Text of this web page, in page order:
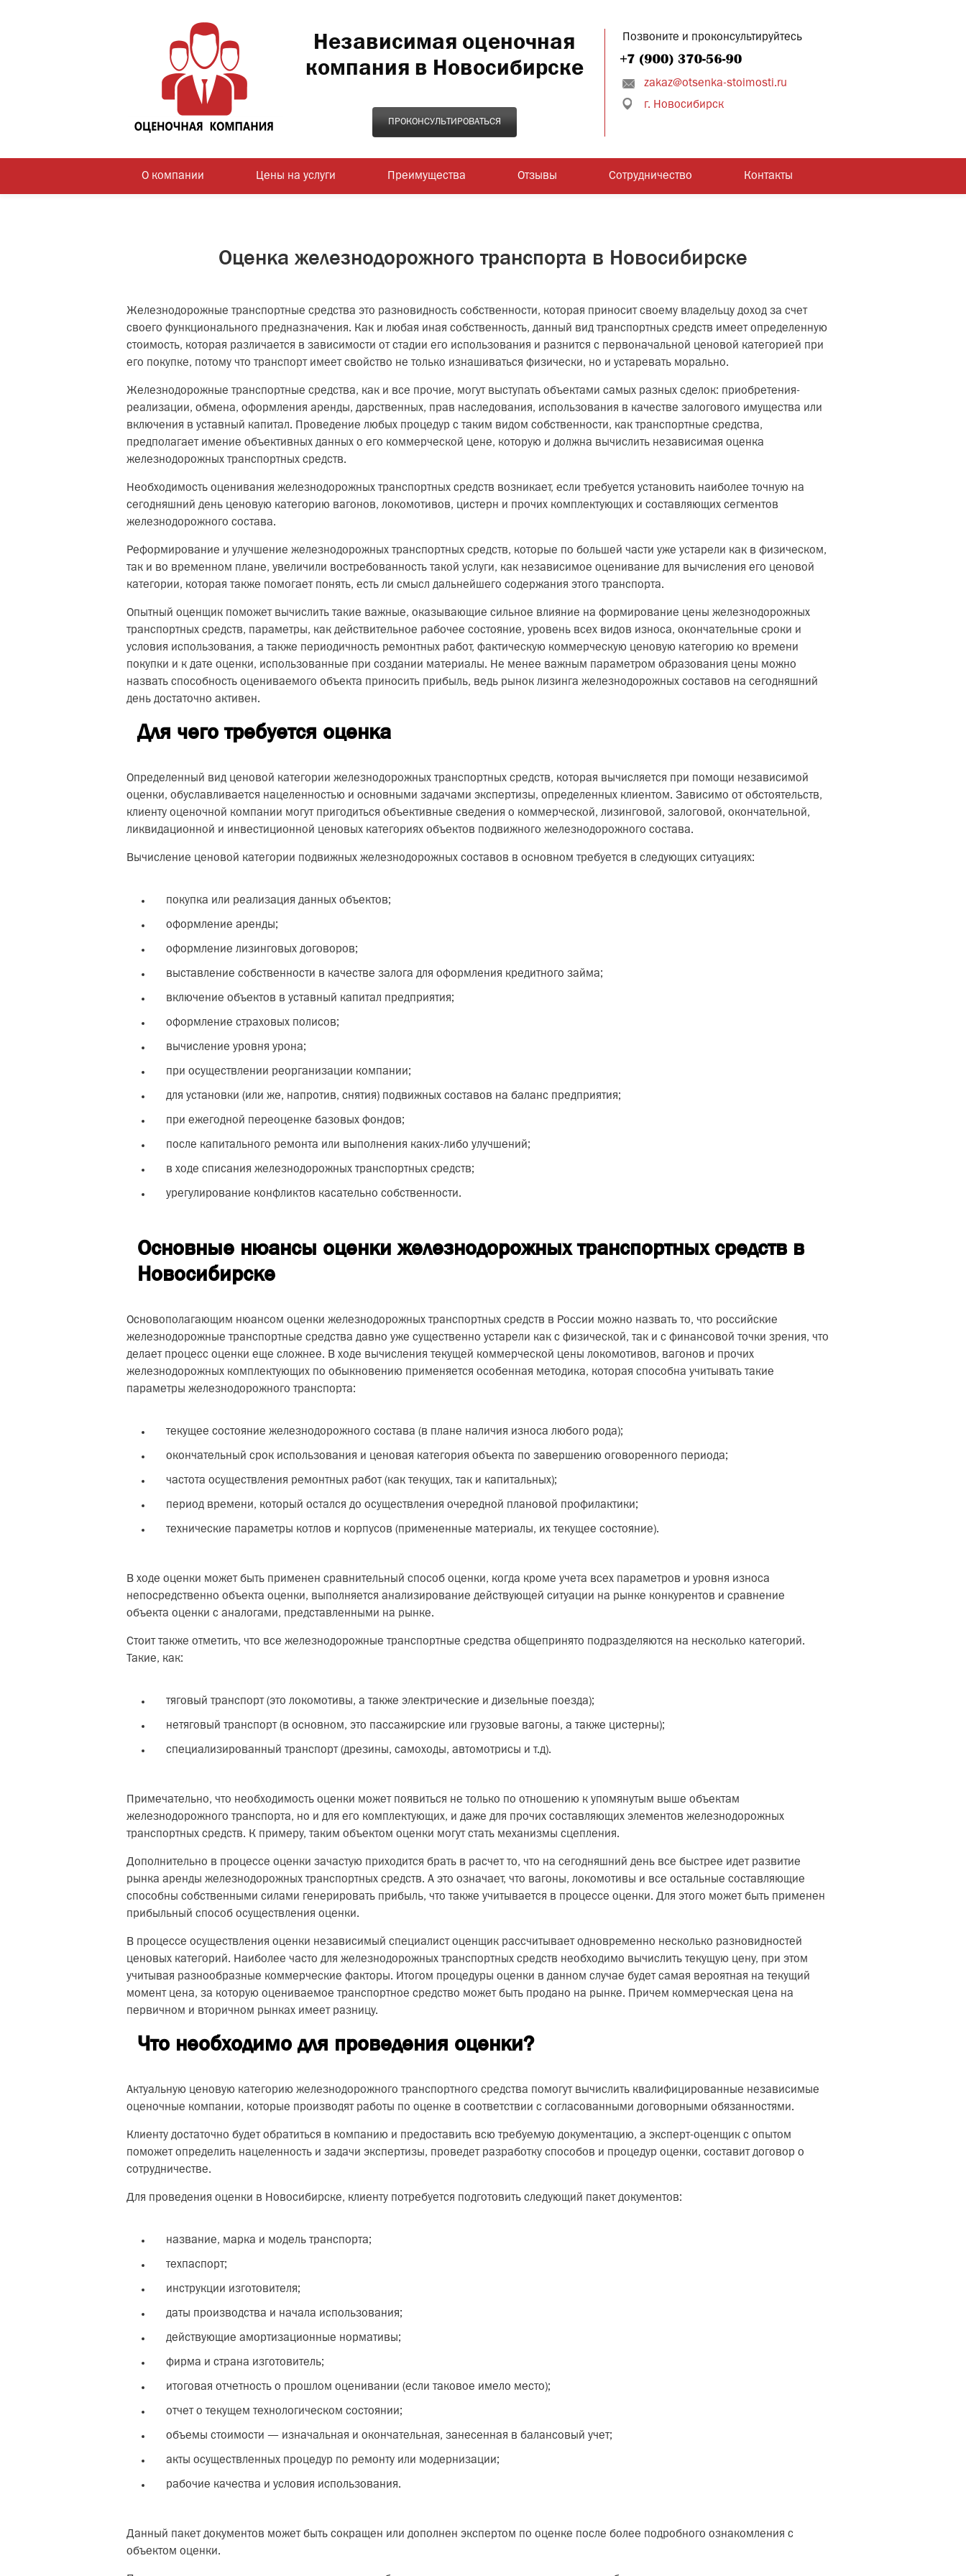
О компании Цены на услуги Преимущества Отзывы Сотрудничество Контакты
Независимая оценочная
компания в Новосибирске
ПРОКОНСУЛЬТИРОВАТЬСЯ
Позвоните и проконсультируйтесь
zakaz@otsenka-stoimosti.ru
г. Новосибирск
Оценка железнодорожного транспорта в Новосибирске
Железнодорожные транспортные средства это разновидность собственности, которая приносит своему владельцу доход за счет
своего функционального предназначения. Как и любая иная собственность, данный вид транспортных средств имеет определенную
стоимость, которая различается в зависимости от стадии его использования и разнится с первоначальной ценовой категорией при
его покупке, потому что транспорт имеет свойство не только изнашиваться физически, но и устаревать морально.
Железнодорожные транспортные средства, как и все прочие, могут выступать объектами самых разных сделок: приобретения-
реализации, обмена, оформления аренды, дарственных, прав наследования, использования в качестве залогового имущества или
включения в уставный капитал. Проведение любых процедур с таким видом собственности, как транспортные средства,
предполагает имение объективных данных о его коммерческой цене, которую и должна вычислить независимая оценка
железнодорожных транспортных средств.
Необходимость оценивания железнодорожных транспортных средств возникает, если требуется установить наиболее точную на
сегодняшний день ценовую категорию вагонов, локомотивов, цистерн и прочих комплектующих и составляющих сегментов
железнодорожного состава.
Реформирование и улучшение железнодорожных транспортных средств, которые по большей части уже устарели как в физическом,
так и во временном плане, увеличили востребованность такой услуги, как независимое оценивание для вычисления его ценовой
категории, которая также помогает понять, есть ли смысл дальнейшего содержания этого транспорта.
Опытный оценщик поможет вычислить такие важные, оказывающие сильное влияние на формирование цены железнодорожных
транспортных средств, параметры, как действительное рабочее состояние, уровень всех видов износа, окончательные сроки и
условия использования, а также периодичность ремонтных работ, фактическую коммерческую ценовую категорию ко времени
покупки и к дате оценки, использованные при создании материалы. Не менее важным параметром образования цены можно
назвать способность оцениваемого объекта приносить прибыль, ведь рынок лизинга железнодорожных составов на сегодняшний
день достаточно активен.
Для чего требуется оценка
Определенный вид ценовой категории железнодорожных транспортных средств, которая вычисляется при помощи независимой
оценки, обуславливается нацеленностью и основными задачами экспертизы, определенных клиентом. Зависимо от обстоятельств,
клиенту оценочной компании могут пригодиться объективные сведения о коммерческой, лизинговой, залоговой, окончательной,
ликвидационной и инвестиционной ценовых категориях объектов подвижного железнодорожного состава.
Вычисление ценовой категории подвижных железнодорожных составов в основном требуется в следующих ситуациях:
покупка или реализация данных объектов;
оформление аренды;
оформление лизинговых договоров;
выставление собственности в качестве залога для оформления кредитного займа;
включение объектов в уставный капитал предприятия;
оформление страховых полисов;
вычисление уровня урона;
при осуществлении реорганизации компании;
для установки (или же, напротив, снятия) подвижных составов на баланс предприятия;
при ежегодной переоценке базовых фондов;
после капитального ремонта или выполнения каких-либо улучшений;
в ходе списания железнодорожных транспортных средств;
урегулирование конфликтов касательно собственности.
Основные нюансы оценки железнодорожных транспортных средств в
Новосибирске
Основополагающим нюансом оценки железнодорожных транспортных средств в России можно назвать то, что российские
железнодорожные транспортные средства давно уже существенно устарели как с физической, так и с финансовой точки зрения, что
делает процесс оценки еще сложнее. В ходе вычисления текущей коммерческой цены локомотивов, вагонов и прочих
железнодорожных комплектующих по обыкновению применяется особенная методика, которая способна учитывать такие
параметры железнодорожного транспорта:
текущее состояние железнодорожного состава (в плане наличия износа любого рода);
окончательный срок использования и ценовая категория объекта по завершению оговоренного периода;
частота осуществления ремонтных работ (как текущих, так и капитальных);
период времени, который остался до осуществления очередной плановой профилактики;
технические параметры котлов и корпусов (примененные материалы, их текущее состояние).
В ходе оценки может быть применен сравнительный способ оценки, когда кроме учета всех параметров и уровня износа
непосредственно объекта оценки, выполняется анализирование действующей ситуации на рынке конкурентов и сравнение
объекта оценки с аналогами, представленными на рынке.
Стоит также отметить, что все железнодорожные транспортные средства общепринято подразделяются на несколько категорий.
Такие, как:
тяговый транспорт (это локомотивы, а также электрические и дизельные поезда);
нетяговый транспорт (в основном, это пассажирские или грузовые вагоны, а также цистерны);
специализированный транспорт (дрезины, самоходы, автомотрисы и т.д).
Примечательно, что необходимость оценки может появиться не только по отношению к упомянутым выше объектам
железнодорожного транспорта, но и для его комплектующих, и даже для прочих составляющих элементов железнодорожных
транспортных средств. К примеру, таким объектом оценки могут стать механизмы сцепления.
Дополнительно в процессе оценки зачастую приходится брать в расчет то, что на сегодняшний день все быстрее идет развитие
рынка аренды железнодорожных транспортных средств. А это означает, что вагоны, локомотивы и все остальные составляющие
способны собственными силами генерировать прибыль, что также учитывается в процессе оценки. Для этого может быть применен
прибыльный способ осуществления оценки.
В процессе осуществления оценки независимый специалист оценщик рассчитывает одновременно несколько разновидностей
ценовых категорий. Наиболее часто для железнодорожных транспортных средств необходимо вычислить текущую цену, при этом
учитывая разнообразные коммерческие факторы. Итогом процедуры оценки в данном случае будет самая вероятная на текущий
момент цена, за которую оцениваемое транспортное средство может быть продано на рынке. Причем коммерческая цена на
первичном и вторичном рынках имеет разницу.
Что необходимо для проведения оценки?
Актуальную ценовую категорию железнодорожного транспортного средства помогут вычислить квалифицированные независимые
оценочные компании, которые производят работы по оценке в соответствии с согласованными договорными обязанностями.
Клиенту достаточно будет обратиться в компанию и предоставить всю требуемую документацию, а эксперт-оценщик с опытом
поможет определить нацеленность и задачи экспертизы, проведет разработку способов и процедур оценки, составит договор о
сотрудничестве.
Для проведения оценки в Новосибирске, клиенту потребуется подготовить следующий пакет документов:
название, марка и модель транспорта;
техпаспорт;
инструкции изготовителя;
даты производства и начала использования;
действующие амортизационные нормативы;
фирма и страна изготовитель;
итоговая отчетность о прошлом оценивании (если таковое имело место);
отчет о текущем технологическом состоянии;
объемы стоимости — изначальная и окончательная, занесенная в балансовый учет;
акты осуществленных процедур по ремонту или модернизации;
рабочие качества и условия использования.
Данный пакет документов может быть сокращен или дополнен экспертом по оценке после более подробного ознакомления с
объектом оценки.